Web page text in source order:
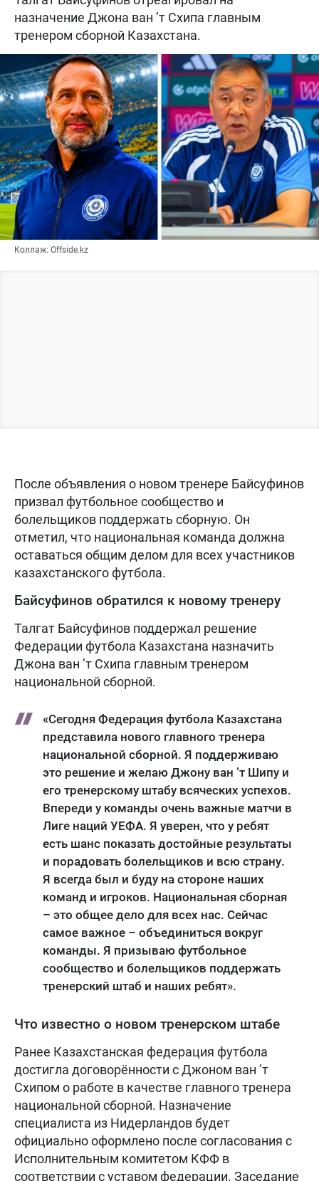
назначение Джона ван ’т Схипа главным
тренером сборной Казахстана.
Коллаж: Offside.kz
После объявления о новом тренере Байсуфинов
призвал футбольное сообщество и
болельщиков поддержать сборную. Он
отметил, что национальная команда должна
оставаться общим делом для всех участников
казахстанского футбола.
Байсуфинов обратился к новому тренеру
Талгат Байсуфинов поддержал решение
Федерации футбола Казахстана назначить
Джона ван ’т Схипа главным тренером
национальной сборной.
«Сегодня Федерация футбола Казахстана
представила нового главного тренера
национальной сборной. Я поддерживаю
это решение и желаю Джону ван ’т Шипу и
его тренерскому штабу всяческих успехов.
Впереди у команды очень важные матчи в
Лиге наций УЕФА. Я уверен, что у ребят
есть шанс показать достойные результаты
и порадовать болельщиков и всю страну.
Я всегда был и буду на стороне наших
команд и игроков. Национальная сборная
– это общее дело для всех нас. Сейчас
самое важное – объединиться вокруг
команды. Я призываю футбольное
сообщество и болельщиков поддержать
тренерский штаб и наших ребят».
Что известно о новом тренерском штабе
Ранее Казахстанская федерация футбола
достигла договорённости с Джоном ван ’т
Схипом о работе в качестве главного тренера
национальной сборной. Назначение
специалиста из Нидерландов будет
официально оформлено после согласования с
Исполнительным комитетом КФФ в
соответствии с уставом федерации. Заседание